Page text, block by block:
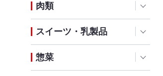
肉類
スイーツ・乳製品
惣菜